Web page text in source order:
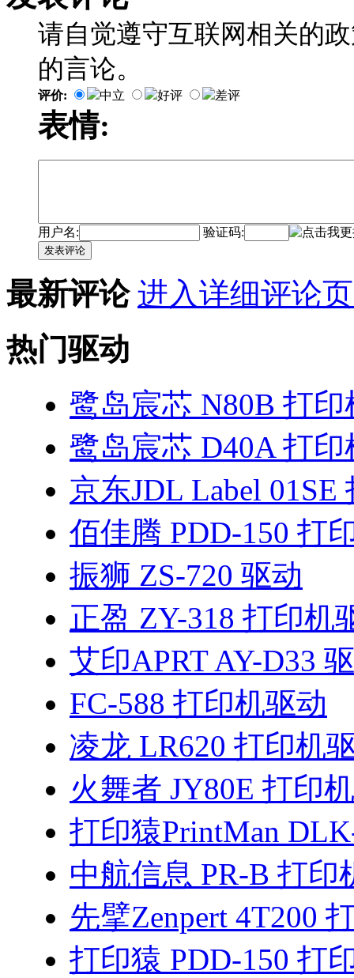
请自觉遵守互联网相关的
的言论。
评价: 中立 好评 差评
表情:
用户名: 验证码:
发表评论
最新评论 进入详细评论
热门驱动
鹭岛宸芯 N80B 打印
鹭岛宸芯 D40A 打印
京东JDL Label 01SE
佰佳腾 PDD-150 打
振狮 ZS-720 驱动
正盈 ZY-318 打印机
艾印APRT AY-D33
FC-588 打印机驱动
凌龙 LR620 打印机
火舞者 JY80E 打印
打印猿PrintMan
中航信息 PR-B 打印
先擘Zenpert 4T200
打印猿 PDD-150 打